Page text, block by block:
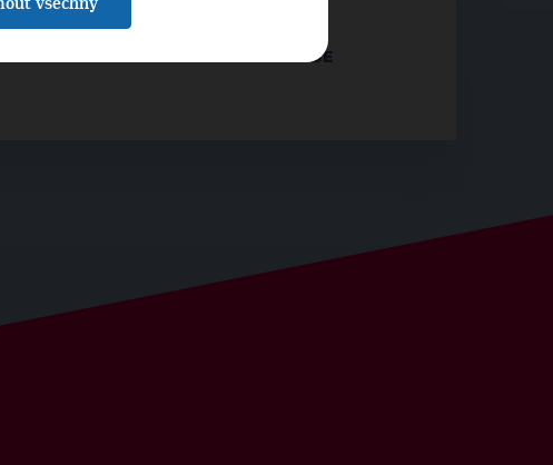
TOP 09 ÚSTECKÉHO KRAJE